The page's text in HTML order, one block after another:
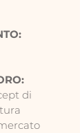
di